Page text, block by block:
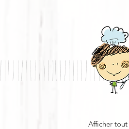
Afficher tout